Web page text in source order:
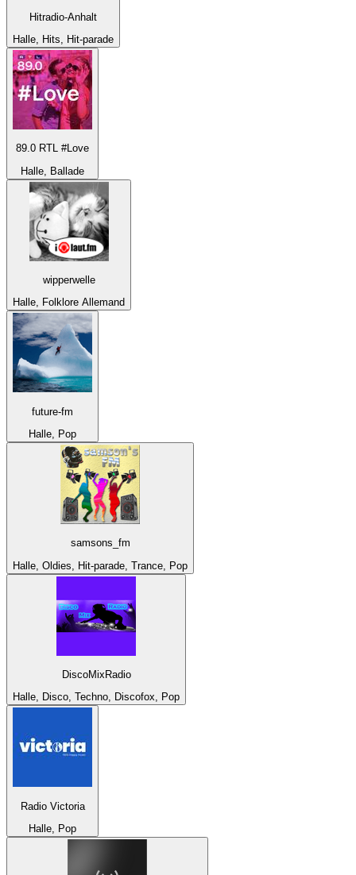
Hitradio-Anhalt
Halle, Hits, Hit-parade
89.0 RTL #Love
Halle, Ballade
wipperwelle
Halle, Folklore Allemand
future-fm
Halle, Pop
samsons_fm
Halle, Oldies, Hit-parade, Trance, Pop
DiscoMixRadio
Halle, Disco, Techno, Discofox, Pop
Radio Victoria
Halle, Pop